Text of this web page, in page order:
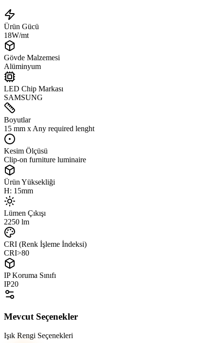
Ürün Gücü
18W/mt
Gövde Malzemesi
Alüminyum
LED Chip Markası
SAMSUNG
Boyutlar
15 mm x Any required lenght
Kesim Ölçüsü
Clip-on furniture luminaire
Ürün Yüksekliği
H: 15mm
Lümen Çıkışı
2250 lm
CRI (Renk İşleme İndeksi)
CRI>80
IP Koruma Sınıfı
IP20
Mevcut Seçenekler
Işık Rengi Seçenekleri